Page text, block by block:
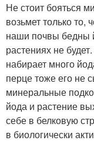
Не стоит бояться
возьмет только то,
наши почвы бедны
растениях не
набирает много
перце тоже его не
минеральные
йода и растение
себе в белковую
в биологически